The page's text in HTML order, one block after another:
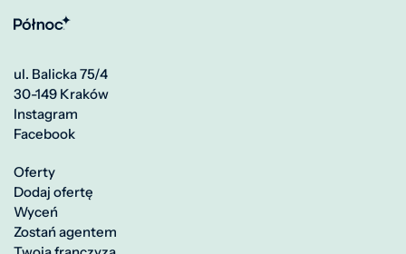
ul. Balicka 75/4
30-149 Kraków
Instagram
Facebook
Oferty
Dodaj ofertę
Wyceń
Zostań agentem